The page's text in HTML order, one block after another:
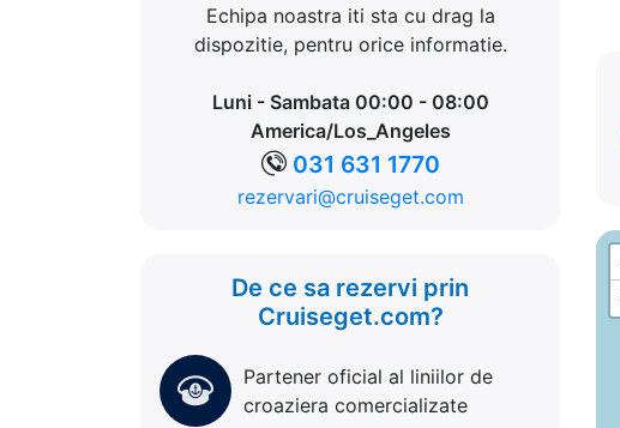
Echipa noastra iti sta cu drag la
dispozitie, pentru orice informatie.
Luni - Sambata 00:00 - 08:00
America/Los_Angeles
031 631 1770
rezervari@cruiseget.com
De ce sa rezervi prin
Cruiseget.com?
Partener oficial al liniilor de
croaziera comercializate